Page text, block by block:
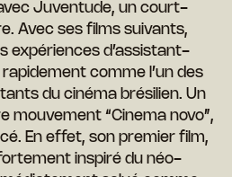
Juventude, un court-
Avec ses films suivants,
expériences d’assistant-
rapidement comme l’un des
du cinéma brésilien. Un
mouvement “Cinema novo”,
En effet, son premier film,
inspiré du néo-